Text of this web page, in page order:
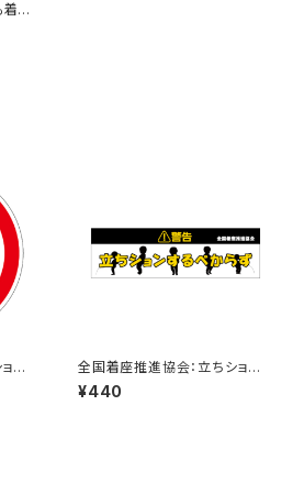
座
す
ン
全国着座推進協会：立ちション
するべからずステッカー 1B
¥440